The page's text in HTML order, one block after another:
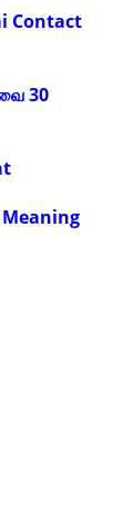
Contact
30